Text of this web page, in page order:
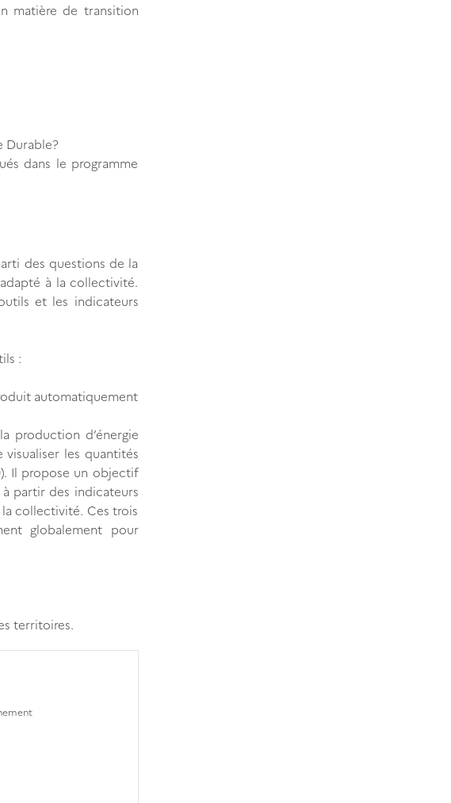
matière de transition
Durable?
dans le programme
des questions de la
à la collectivité.
et les indicateurs
:
automatiquement
production d’énergie
les quantités
Il propose un objectif
à partir des indicateurs
collectivité. Ces trois
globalement pour
territoires.